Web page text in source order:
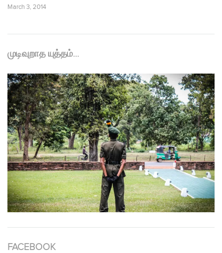
March 3, 2014
முடிவுறாத யுத்தம்…
FACEBOOK